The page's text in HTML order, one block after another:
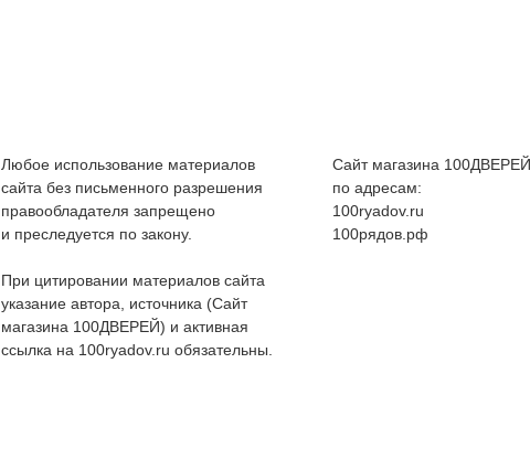
Любое использование материалов
сайта без письменного разрешения
правообладателя запрещено
и преследуется по закону.
При цитировании материалов сайта
указание автора, источника (Сайт
магазина 100ДВЕРЕЙ) и активная
ссылка на 100ryadov.ru обязательны.
Сайт магазина
по адресам:
100ryadov.ru
100рядов.рф